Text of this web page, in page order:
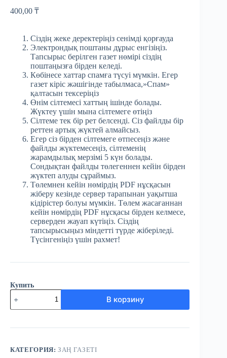
400,00 ₸
Сіздің жеке деректеріңіз сенімді қорғауда
Электрондық поштаны дұрыс енгізіңіз.
Тапсырыс берілген газет нөмірі сіздің
поштаңызға бірден келеді.
Көбінесе хаттар спамға түсуі мүмкін. Егер
газет кіріс жәшігінде табылмаса,»Спам»
қалтасын тексеріңіз
Өнім сілтемесі хаттың ішінде болады.
Жүктеу үшін мына сілтемеге өтіңіз
Сілтеме тек бір рет белсенді. Сіз файлды бір
реттен артық жүктей алмайсыз.
Егер сіз бірден сілтемеге өтпесеңіз және
файлды жүктемесеңіз, сілтеменің
жарамдылық мерзімі 5 күн болады.
Сондықтан файлды төлегеннен кейін бірден
жүктеп алуды сұраймыз.
Төлемнен кейін нөмірдің PDF нұсқасын
жіберу кезінде сервер тарапынан уақытша
кідірістер болуы мүмкін. Төлем жасағаннан
кейін нөмірдің PDF нұсқасы бірден келмесе,
серверден жауап күтіңіз. Сіздің
тапсырысыңыз міндетті түрде жіберіледі.
Түсінгеніңіз үшін рахмет!
Купить
Количество
товара
№9
Заң
ақпан
В корзину
КАТЕГОРИЯ:ЗАҢ ГАЗЕТІ